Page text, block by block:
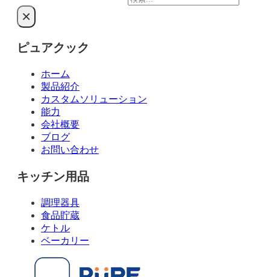
×
ピュアクック
ホーム
製品紹介
カスタムソリューション
能力
会社概要
ブログ
お問い合わせ
キッチン用品
調理器具
食品貯蔵
ケトル
ベーカリー